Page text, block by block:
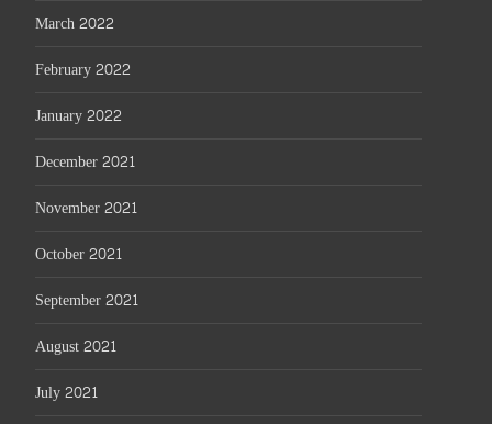
March 2022
February 2022
January 2022
December 2021
November 2021
October 2021
September 2021
August 2021
July 2021